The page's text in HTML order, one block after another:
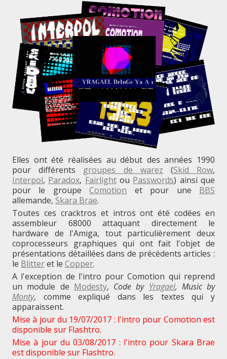
AGA
(2/2)
Elles ont été réalisées au début des années 1990
pour différents groupes de warez (Skid Row,
Interpol, Paradox, Fairlightou Passwords) ainsi que
pour le groupeComotion et pour une BBS
allemande, Skara Brae.
Toutes ces cracktros et intros ont été codées en
assembleur 68000 attaquant directement le
hardware de l'Amiga, tout particulièrement deux
coprocesseurs graphiques qui ont fait l'objet de
présentations détaillées dans de précédents articles :
le Blitteret le Copper.
A l'exception de l'intro pour Comotion qui reprend
un module de Modesty, Code by Yragael, Music by
Monty, comme expliqué dans les textes qui y
apparaissent.
Mise à jour du 19/07/2017 : l'intro pour Comotion est
disponible sur Flashtro.
Mise à jour du 03/08/2017 : l'intro pour Skara Brae
est disponible sur Flashtro.